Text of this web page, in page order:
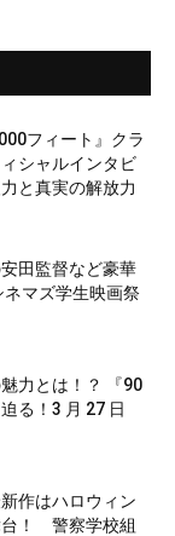
フィート』クラ
シャルインタビ
と真実の解放力
田監督など豪華
マズ学生映画祭
力とは！？ 『90
る！3 月 27 日
作はハロウィン
台！ 警察学校組